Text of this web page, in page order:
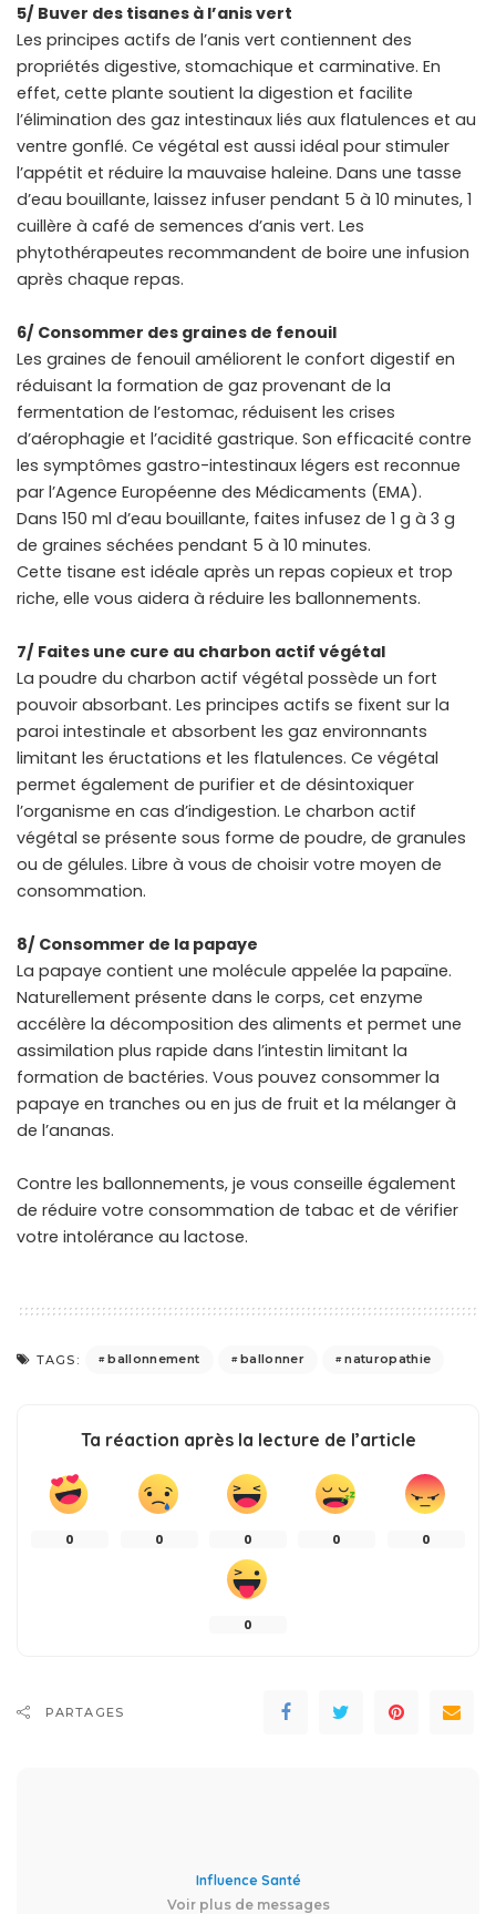
5/ Buver des tisanes à l’anis vert
Les principes actifs de l’anis vert contiennent des
propriétés digestive, stomachique et carminative. En
effet, cette plante soutient la digestion et facilite
l’élimination des gaz intestinaux liés aux flatulences et au
ventre gonflé. Ce végétal est aussi idéal pour stimuler
l’appétit et réduire la mauvaise haleine. Dans une tasse
d’eau bouillante, laissez infuser pendant 5 à 10 minutes, 1
cuillère à café de semences d’anis vert. Les
phytothérapeutes recommandent de boire une infusion
après chaque repas.
6/ Consommer des graines de fenouil
Les graines de fenouil améliorent le confort digestif en
réduisant la formation de gaz provenant de la
fermentation de l’estomac, réduisent les crises
d’aérophagie et l’acidité gastrique. Son efficacité contre
les symptômes gastro-intestinaux légers est reconnue
par l’Agence Européenne des Médicaments (EMA).
Dans 150 ml d’eau bouillante, faites infusez de 1 g à 3 g
de graines séchées pendant 5 à 10 minutes.
Cette tisane est idéale après un repas copieux et trop
riche, elle vous aidera à réduire les ballonnements.
7/ Faites une cure au charbon actif végétal
La poudre du charbon actif végétal possède un fort
pouvoir absorbant. Les principes actifs se fixent sur la
paroi intestinale et absorbent les gaz environnants
limitant les éructations et les flatulences. Ce végétal
permet également de purifier et de désintoxiquer
l’organisme en cas d’indigestion. Le charbon actif
végétal se présente sous forme de poudre, de granules
ou de gélules. Libre à vous de choisir votre moyen de
consommation.
8/ Consommer de la papaye
La papaye contient une molécule appelée la papaïne.
Naturellement présente dans le corps, cet enzyme
accélère la décomposition des aliments et permet une
assimilation plus rapide dans l’intestin limitant la
formation de bactéries. Vous pouvez consommer la
papaye en tranches ou en jus de fruit et la mélanger à
de l’ananas.
Contre les ballonnements, je vous conseille également
de réduire votre consommation de tabac et de vérifier
votre intolérance au lactose.
TAGS: ballonnement ballonner naturopathie
Ta réaction après la lecture de l’article
0 0 0 0 0
0
PARTAGES
Influence Santé
Voir plus de messages